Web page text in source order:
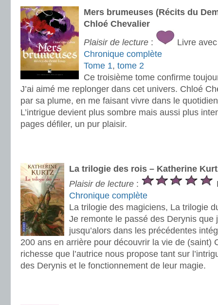
Mers brumeuses (Récits du
Chloé Chevalier
Plaisir de lecture :
Livre
Chronique complète
Tome 1, tome 2
Ce troisième tome confirme
J’ai aimé me replonger dans cet univers. Chloé
par sa plume, en me faisant vivre dans le
L’intrigue devient plus sombre mais aussi plus
pages défiler, un pur plaisir.
La trilogie des rois – Katherine
Plaisir de lecture :
Chronique complète
La trilogie des magiciens, La trilogie
Je remonte le passé des Derynis que
jusqu’alors dans les précédentes
200 ans en arrière pour découvrir la vie de (saint)
richesse que l’autrice nous propose tant sur
des Derynis et le fonctionnement de leur magie.